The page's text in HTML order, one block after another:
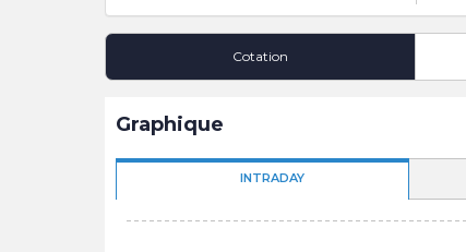
Cotation
Graphique
INTRADAY